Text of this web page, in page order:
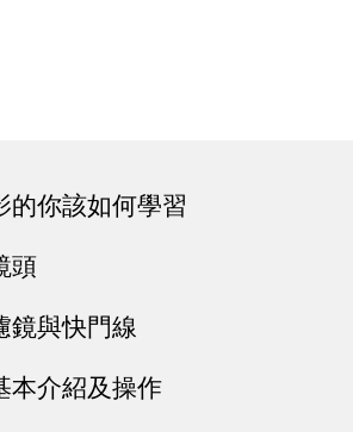
的你該如何學習
頭
鏡與快門線
本介紹及操作